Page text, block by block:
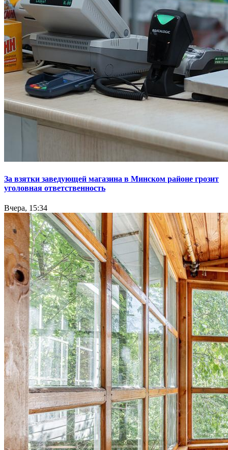
За взятки заведующей магазина в Минском районе грозит
уголовная ответственность
Вчера, 15:34